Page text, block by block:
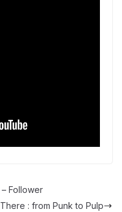
Follower
: from Punk to Pulp